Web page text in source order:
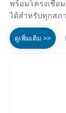
พร้อมโครงเชื่อ
ได้สำหรับทุกสภ
ดูเพิ่มเติม >>